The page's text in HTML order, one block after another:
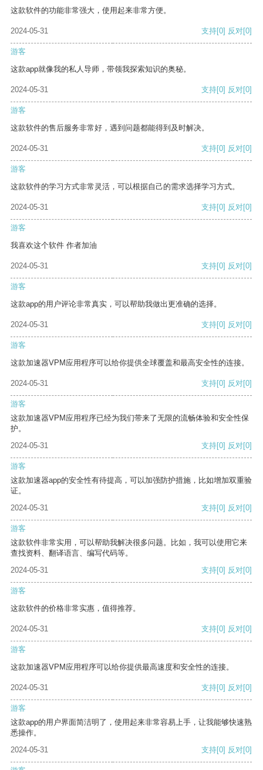
这款软件的功能非常强大，使用起来非常方便。
2024-05-31 支持[0] 反对[0]
游客
这款app就像我的私人导师，带领我探索知识的奥秘。
2024-05-31 支持[0] 反对[0]
游客
这款软件的售后服务非常好，遇到问题都能得到及时解决。
2024-05-31 支持[0] 反对[0]
游客
这款软件的学习方式非常灵活，可以根据自己的需求选择学习方式。
2024-05-31 支持[0] 反对[0]
游客
我喜欢这个软件 作者加油
2024-05-31 支持[0] 反对[0]
游客
这款app的用户评论非常真实，可以帮助我做出更准确的选择。
2024-05-31 支持[0] 反对[0]
游客
这款加速器VPM应用程序可以给你提供全球覆盖和最高安全性的连接。
2024-05-31 支持[0] 反对[0]
游客
这款加速器VPM应用程序已经为我们带来了无限的流畅体验和安全性保
护。
2024-05-31
支持[0] 反对[0]
游客
这款加速器app的安全性有待提高，可以加强防护措施，比如增加双重验
证。
2024-05-31
支持[0] 反对[0]
游客
这款软件非常实用，可以帮助我解决很多问题。比如，我可以使用它来
查找资料、翻译语言、编写代码等。
2024-05-31
支持[0] 反对[0]
游客
这款软件的价格非常实惠，值得推荐。
2024-05-31 支持[0] 反对[0]
游客
这款加速器VPM应用程序可以给你提供最高速度和安全性的连接。
2024-05-31 支持[0] 反对[0]
游客
这款app的用户界面简洁明了，使用起来非常容易上手，让我能够快速熟
悉操作。
2024-05-31
支持[0] 反对[0]